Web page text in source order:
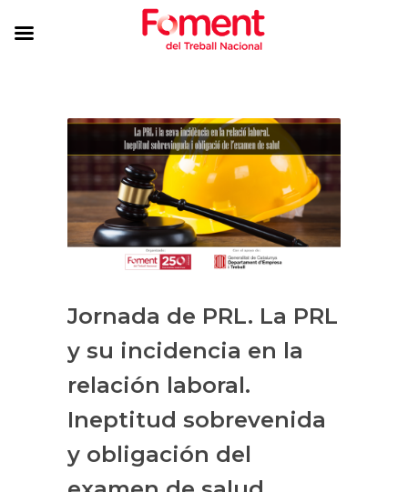
Jornada de PRL. La PRL
y su incidencia en la
relación laboral.
Ineptitud sobrevenida
y obligación del